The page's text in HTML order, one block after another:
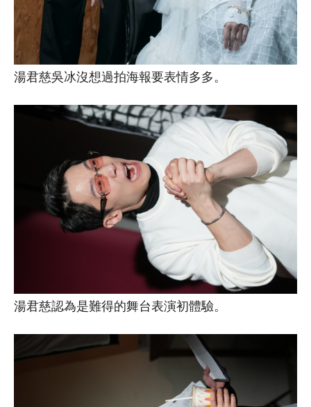
湯君慈吳冰沒想過拍海報要表情多多。
湯君慈認為是難得的舞台表演初體驗。